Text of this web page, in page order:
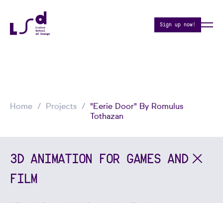
Sign up now!
Home Projects
"Eerie Door" By Romulus
Tothazan
3D ANIMATION FOR GAMES AND
FILM